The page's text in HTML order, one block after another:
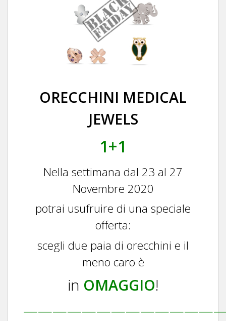
ORECCHINI MEDICAL
JEWELS
1+1
Nella settimana dal 23 al 27
Novembre 2020
potrai usufruire di una speciale
offerta:
scegli due paia di orecchini e il
meno caro è
in OMAGGIO!